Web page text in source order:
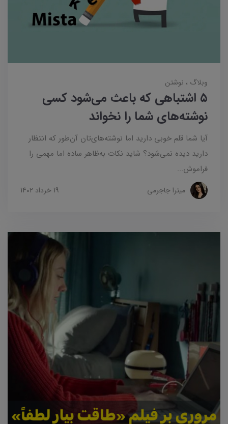
وبلاگ نوشتن
۵ اشتباهی که باعث می‌شود کسی
نوشته‌های شما را نخواند
آیا شما قلم خوبی دارید اما نوشته‌های‌تان آن‌طور که انتظار
دارید دیده نمی‌شود؟ شاید نکات به‌ظاهر ساده اما مهمی را
فراموش...
میترا جاجرمی 19 خرداد 1402